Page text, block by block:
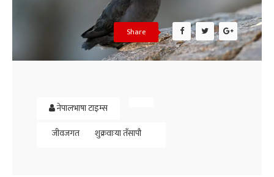
Share
नेपालभाषा टाइम्स
जीवजगत
शुक्रवाःया तँसापौ